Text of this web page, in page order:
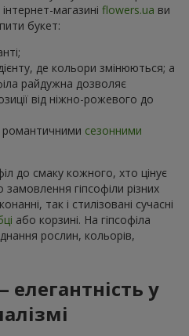
магазині flowers.ua ви
букет:
де кольори змінюються; а
райдужна дозволяє
від ніжно-рожевого до
романтичними сезонними
до смаку кожного, хто цінує
замовлення гіпсофіли різних
так і стилізовані сучасні
або корзині. На гіпсофіла
рослин, кольорів,
у